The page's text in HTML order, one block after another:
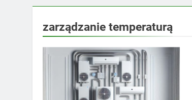
zarządzanie temperaturą